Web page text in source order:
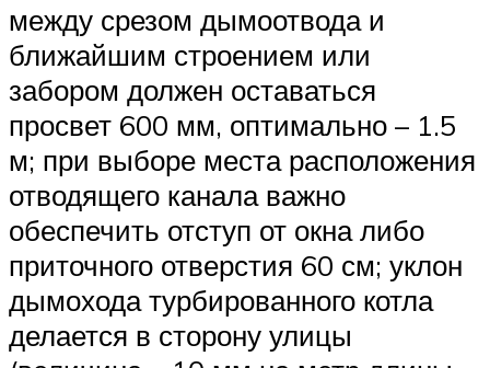
между срезом дымоотвода и
ближайшим строением или
забором должен оставаться
просвет 600 мм, оптимально – 1.5
м; при выборе места расположения
отводящего канала важно
обеспечить отступ от окна либо
приточного отверстия 60 см; уклон
дымохода турбированного котла
делается в сторону улицы